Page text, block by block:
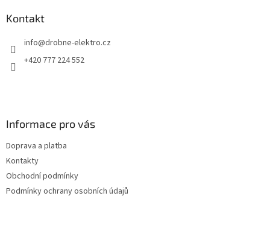
Kontakt
info@drobne-elektro.cz
+420 777 224 552
Informace pro vás
Doprava a platba
Kontakty
Obchodní podmínky
Podmínky ochrany osobních údajů